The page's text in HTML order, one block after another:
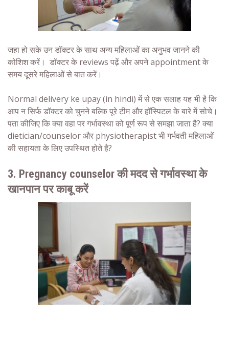
जहा हो सके उन डॉक्टर के साथ अन्य महिलाओं का अनुभव जानने की
कोशिश करें। डॉक्टर के reviews पढ़ें और अपने appointment के
समय दूसरे महिलाओं से बात करें।
Normal delivery ke upay (in hindi) में से एक सलाह यह भी है कि
आप न सिर्फ डॉक्टर को चुनने बल्कि पूरे टीम और हॉस्पिटल के बारे में सोचे।
पता कीजिए कि क्या वहा पर गर्भावस्था को पूर्ण रूप से समझा जाता है? क्या
dietician/counselor और physiotherapist भी गर्भवती महिलाओं
की सहायता के लिए उपस्थित होते है?
3. Pregnancy counselor की मदद से गर्भावस्था के
खानपान पर काबू करें